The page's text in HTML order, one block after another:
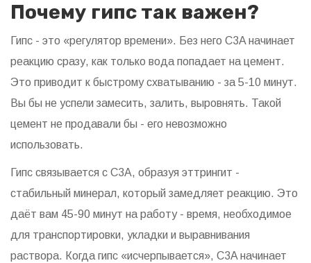
Почему гипс так важен?
Гипс - это «регулятор времени». Без него C3A начинает
реакцию сразу, как только вода попадает на цемент.
Это приводит к быстрому схватыванию - за 5-10 минут.
Вы бы не успели замесить, залить, выровнять. Такой
цемент не продавали бы - его невозможно
использовать.
Гипс связывается с C3A, образуя эттрингит -
стабильный минерал, который замедляет реакцию. Это
даёт вам 45-90 минут на работу - время, необходимое
для транспортировки, укладки и выравнивания
раствора. Когда гипс «исчерпывается», C3A начинает